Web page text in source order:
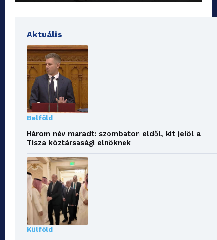
Aktuális
Belföld
Három név maradt: szombaton eldől, kit jelöl a
Tisza köztársasági elnöknek
Külföld